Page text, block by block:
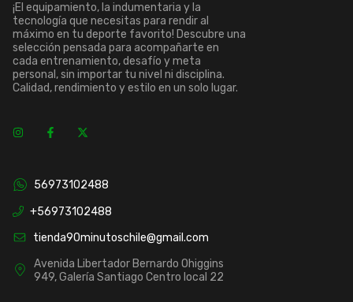
¡El equipamiento, la indumentaria y la
tecnología que necesitas para rendir al
máximo en tu deporte favorito! Descubre una
selección pensada para acompañarte en
cada entrenamiento, desafío y meta
personal, sin importar tu nivel ni disciplina.
Calidad, rendimiento y estilo en un solo lugar.
56973102488
+56973102488
tienda90minutoschile@gmail.com
Avenida Libertador Bernardo Ohiggins
949, Galería Santiago Centro local 22